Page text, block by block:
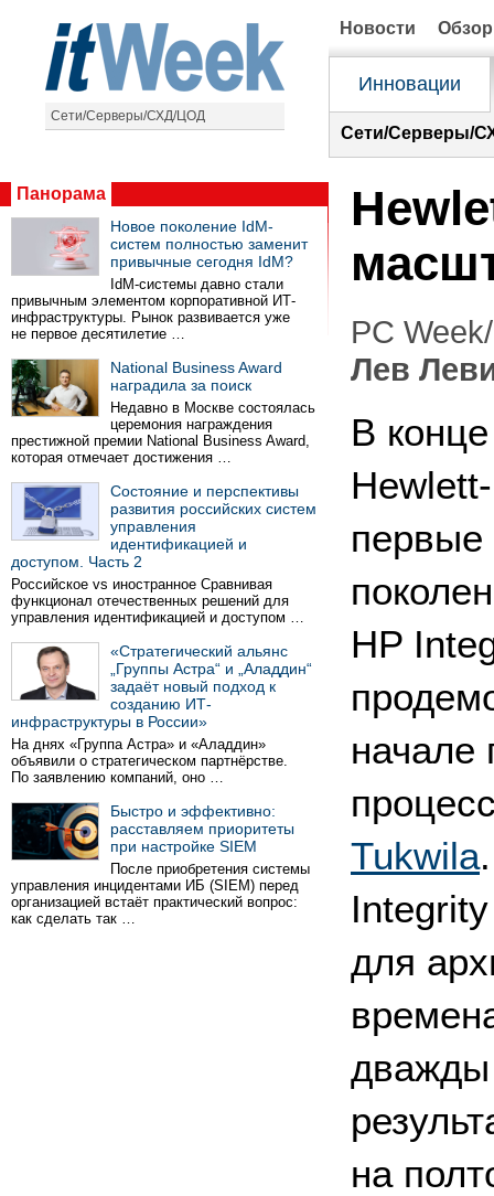
Сети/Серверы/СХД/ЦОД
Новости
Инновации
Сети/Серверы/
Панорама
Новое поколение IdM-
систем полностью заменит
привычные сегодня IdM?
IdM-системы давно стали
привычным элементом корпоративной ИТ-
инфраструктуры. Рынок развивается уже
не первое десятилетие …
National Business Award
наградила за поиск
Недавно в Москве состоялась
церемония награждения
престижной премии National Business Award,
которая отмечает достижения …
Состояние и перспективы
развития российских систем
управления
идентификацией и
доступом. Часть 2
Российское vs иностранное Сравнивая
функционал отечественных решений для
управления идентификацией и доступом …
«Стратегический альянс
„Группы Астра“ и „Аладдин“
задаёт новый подход к
созданию ИТ-
инфраструктуры в России»
На днях «Группа Астра» и «Аладдин»
объявили о стратегическом партнёрстве.
По заявлению компаний, оно …
Быстро и эффективно:
расставляем приоритеты
при настройке SIEM
После приобретения системы
управления инцидентами ИБ (SIEM) перед
организацией встаёт практический вопрос:
как сделать так …
PC
Лев
В
первые
HP
начале
Tukwila
для
дважды
на